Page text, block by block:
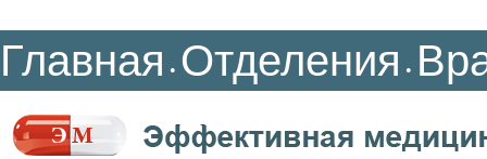
Главная • Отделения •